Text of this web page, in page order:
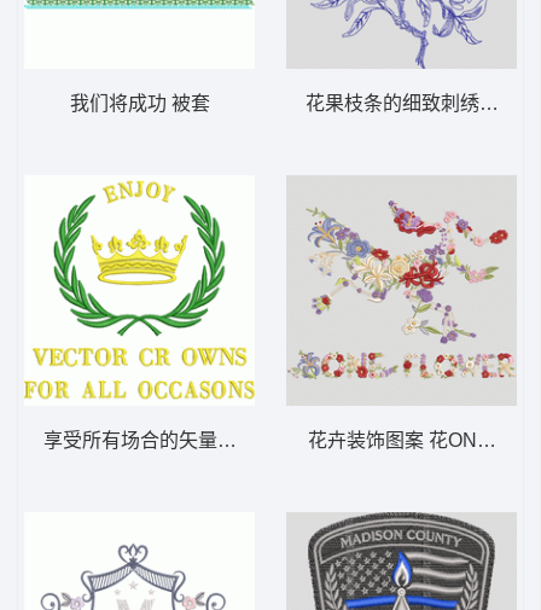
我们将成功 被套
享受所有场合的矢量设计 被套
花果枝条的细致刺
花卉装饰图案 花ONEFLLO